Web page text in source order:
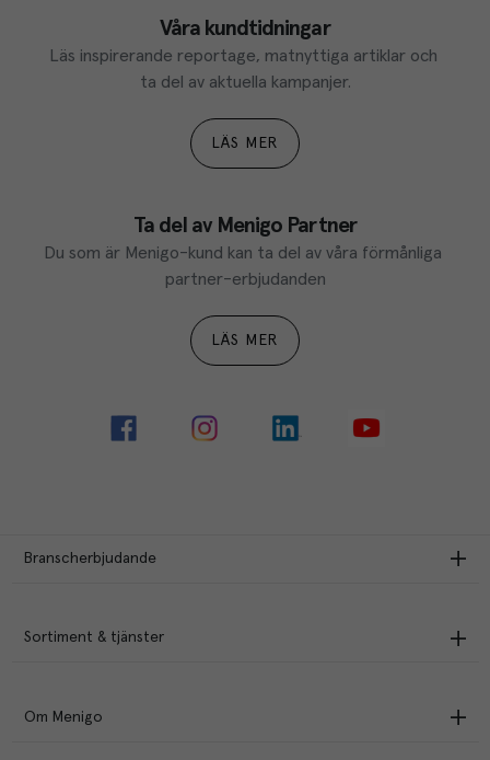
Våra kundtidningar
Läs inspirerande reportage, matnyttiga artiklar och
ta del av aktuella kampanjer.
LÄS MER
Ta del av Menigo Partner
Du som är Menigo-kund kan ta del av våra förmånliga
partner-erbjudanden
LÄS MER
Branscherbjudande
Sortiment & tjänster
Om Menigo